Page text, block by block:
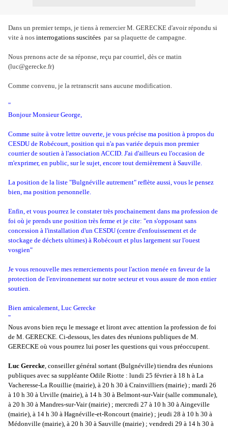
Dans un premier temps, je tiens à remercier M. GERECKE d'avoir répondu si
vite à nos interrogations suscitées par sa plaquette de campagne.
Nous prenons acte de sa réponse, reçu par courriel, dès ce matin
(luc@gerecke.fr)
Comme convenu, je la retranscrit sans aucune modification.
"
Bonjour Monsieur George,
Comme suite à votre lettre ouverte, je vous précise ma position à propos du
CESDU de Robécourt, position qui n'a pas variée depuis mon premier
courrier de soutien à l'association ACCID. J'ai d'ailleurs eu l'occasion de
m'exprimer, en public, sur le sujet, encore tout dernièrement à Sauville.
La position de la liste "Bulgnéville autrement" reflète aussi, vous le pensez
bien, ma position personnelle.
Enfin, et vous pourrez le constater très prochainement dans ma profession de
foi où je prends une position très ferme et je cite: "en s'opposant sans
concession à l'installation d'un CESDU (centre d'enfouissement et de
stockage de déchets ultimes) à Robécourt et plus largement sur l'ouest
vosgien"
Je vous renouvelle mes remerciements pour l'action menée en faveur de la
protection de l'environnement sur notre secteur et vous assure de mon entier
soutien.
Bien amicalement, Luc Gerecke
"
Nous avons bien reçu le message et liront avec attention la profession de foi
de M. GERECKE. Ci-dessous, les dates des réunions publiques de M.
GERECKE où vous pourrez lui poser les questions qui vous préoccupent.
Luc Gerecke, conseiller général sortant (Bulgnéville) tiendra des réunions
publiques avec sa suppléante Odile Riotte : lundi 25 février à 18 h à La
Vacheresse-La Rouillie (mairie), à 20 h 30 à Crainvilliers (mairie) ; mardi 26
à 10 h 30 à Urville (mairie), à 14 h 30 à Belmont-sur-Vair (salle communale),
à 20 h 30 à Mandres-sur-Vair (mairie) ; mercredi 27 à 10 h 30 à Aingeville
(mairie), à 14 h 30 à Hagnéville-et-Roncourt (mairie) ; jeudi 28 à 10 h 30 à
Médonville (mairie), à 20 h 30 à Sauville (mairie) ; vendredi 29 à 14 h 30 à